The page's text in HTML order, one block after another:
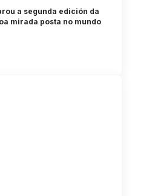
a segunda edición da
mirada posta no mundo